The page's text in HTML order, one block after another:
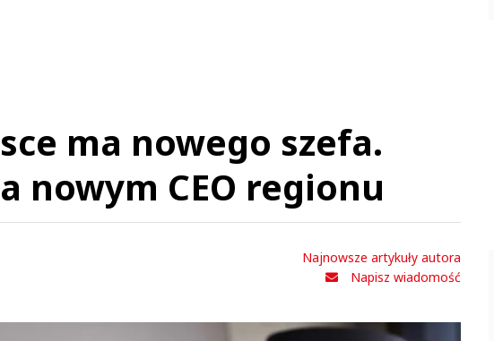
ma nowego szefa.
nowym CEO regionu
Najnowsze artykuły autora
Napisz wiadomość